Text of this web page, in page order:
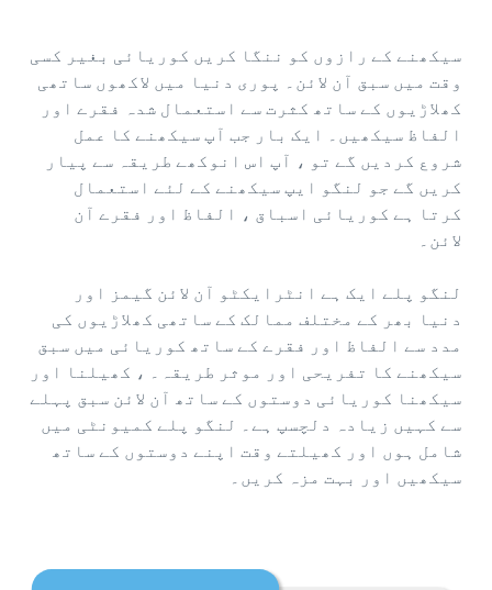
سیکھنے کے رازوں کو ننگا کریں کوریائی بغیر کسی
وقت میں سبق آن لائن۔ پوری دنیا میں لاکھوں ساتھی
کھلاڑیوں کے ساتھ کثرت سے استعمال شدہ فقرے اور
الفاظ سیکھیں۔ ایک بار جب آپ سیکھنے کا عمل
شروع کردیں گے تو ، آپ اس انوکھے طریقہ سے پیار
کریں گے جو لنگو ایپ سیکھنے کے لئے استعمال
کرتا ہے کوریائی اسباق ، الفاظ اور فقرے آن
لائن۔
لنگو پلے ایک ہے انٹرایکٹو آن لائن گیمز اور
دنیا بھر کے مختلف ممالک کے ساتھی کھلاڑیوں کی
مدد سے الفاظ اور فقرے کے ساتھ کوریائی میں سبق
سیکھنے کا تفریحی اور موثر طریقہ۔ ، کھیلنا اور
سیکھنا کوریائی دوستوں کے ساتھ آن لائن سبق پہلے
سے کہیں زیادہ دلچسپ ہے۔ لنگو پلے کمیونٹی میں
شامل ہوں اور کھیلتے وقت اپنے دوستوں کے ساتھ
سیکھیں اور بہت مزہ کریں۔